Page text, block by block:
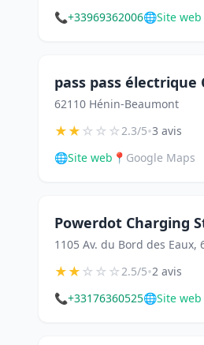
📞+33969362006🌐Site web
pass pass électrique
62110 Hénin-Beaumont
★★☆☆☆2.3/5•3 avis
🌐Site web 📍 Google Maps
Powerdot Charging
1105 Av. du Bord des
★★☆☆☆2.5/5•2 avis
📞+33176360525🌐Site web